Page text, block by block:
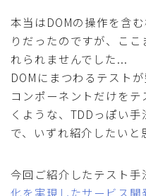
本当はDOMの操作を含
りだったのですが、こ
れられませんでした...
DOMにまつわるテスト
コンポーネントだけを
くような、TDDっぽい
で、いずれ紹介したいと
今回ご紹介したテスト手
化を実現したサービス開